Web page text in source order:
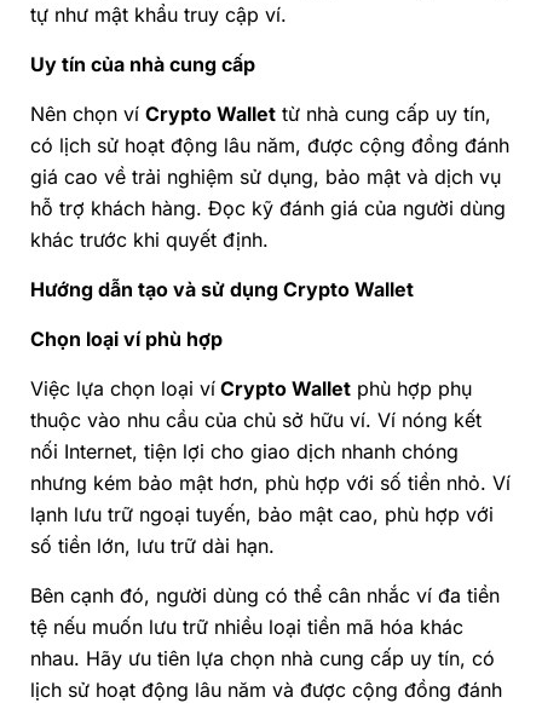
tự như mật khẩu truy cập ví.
Uy tín của nhà cung cấp
Nên chọn ví Crypto Wallet từ nhà cung cấp uy tín,
có lịch sử hoạt động lâu năm, được cộng đồng đánh
giá cao về trải nghiệm sử dụng, bảo mật và dịch vụ
hỗ trợ khách hàng. Đọc kỹ đánh giá của người dùng
khác trước khi quyết định.
Hướng dẫn tạo và sử dụng Crypto Wallet
Chọn loại ví phù hợp
Việc lựa chọn loại ví Crypto Wallet phù hợp phụ
thuộc vào nhu cầu của chủ sở hữu ví. Ví nóng kết
nối Internet, tiện lợi cho giao dịch nhanh chóng
nhưng kém bảo mật hơn, phù hợp với số tiền nhỏ. Ví
lạnh lưu trữ ngoại tuyến, bảo mật cao, phù hợp với
số tiền lớn, lưu trữ dài hạn.
Bên cạnh đó, người dùng có thể cân nhắc ví đa tiền
tệ nếu muốn lưu trữ nhiều loại tiền mã hóa khác
nhau. Hãy ưu tiên lựa chọn nhà cung cấp uy tín, có
lịch sử hoạt động lâu năm và được cộng đồng đánh